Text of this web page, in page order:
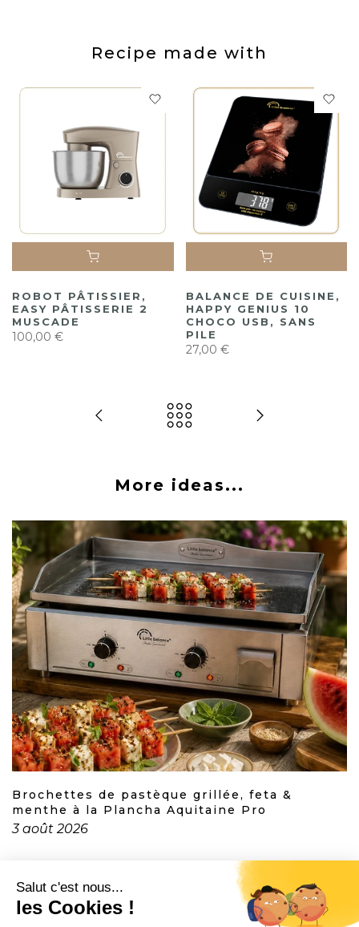
Recipe made with
ROBOT PÂTISSIER,
EASY PÂTISSERIE 2
MUSCADE
100,00 €
BALANCE DE CUISINE,
HAPPY GENIUS 10
CHOCO USB, SANS
PILE
27,00 €
More ideas...
Brochettes de pastèque grillée, feta &
menthe à la Plancha Aquitaine Pro
3 août 2026
CONTACT